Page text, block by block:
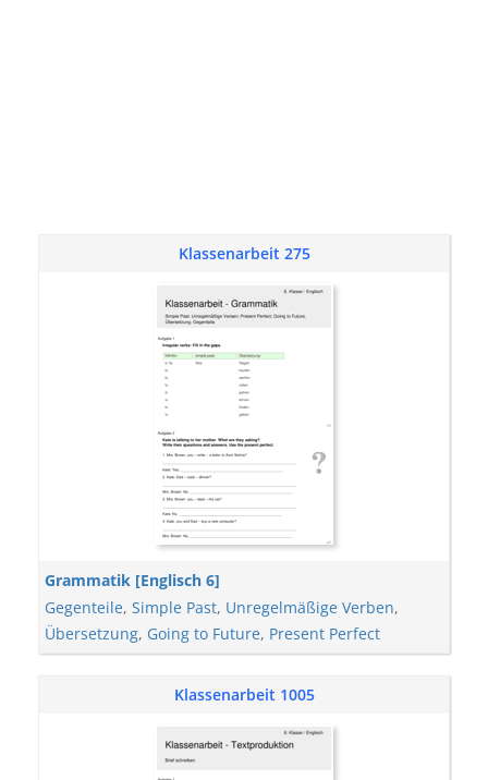
Klassenarbeit 275
Grammatik [Englisch 6]
Gegenteile, Simple Past, Unregelmäßige Verben,
Übersetzung, Going to Future, Present Perfect
Klassenarbeit 1005